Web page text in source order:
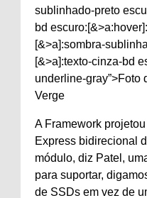
sublinhado-preto
bd
[&>a]:sombra-
[&>a]:texto-cinza-bd
underline-gray”>Foto
Verge
A Framework
Express bidirecional
módulo, diz Patel,
para suportar,
de SSDs em vez de